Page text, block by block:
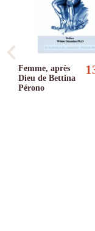
Femme, après
Dieu de Bettina
Pérono